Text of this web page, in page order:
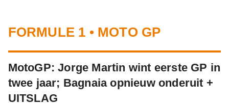
FORMULE 1 • MOTO GP
MotoGP: Jorge Martin wint eerste GP in
twee jaar; Bagnaia opnieuw onderuit +
UITSLAG